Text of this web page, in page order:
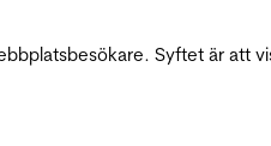
Syftet är att